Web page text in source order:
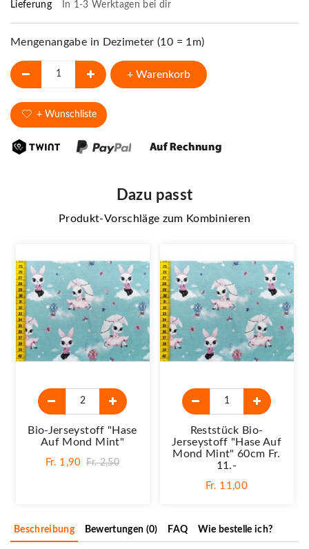
Lieferung In 1-3 Werktagen bei dir
Mengenangabe in Dezimeter (10 = 1m)
+ Warenkorb
+ Wunschliste
Dazu passt
Produkt-Vorschläge zum Kombinieren
Bio-Jerseystoff "Hase
Auf Mond Mint"
Fr. 1,90 Fr. 2,50
Reststück Bio-
Jerseystoff "Hase Auf
Mond Mint" 60cm Fr.
11.-
Fr. 11,00
Beschreibung Bewertungen (0) FAQ Wie bestelle ich?